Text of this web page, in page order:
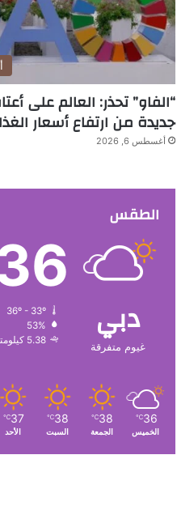
“الفاو” تحذر: العالم على
جديدة من ارتفاع أسعار
أغسطس 6, 2026
الطقس
دبي
غيوم متفرقة
36º - 33º
53%
5.38 كيلومتر/ساعة
36
℃
الخميس
38
℃
الجمعة
38
℃
السبت
37
℃
الأحد